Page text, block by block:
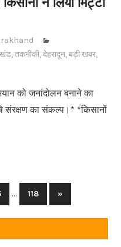
,तकनीकी,देहरादून,बड़ी खबर,
को जनांदोलन बनाने का
संरक्षण का संकल्प।* *किसानों
… 118
Next
Posts
»